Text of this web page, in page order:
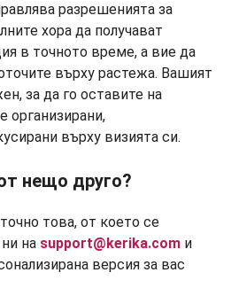
разрешенията за
хора да получават
в точното време, а вие да
върху растежа. Вашият
за да го оставите на
организирани,
върху визията си.
нещо друго?
това, от което се
на support@kerika.com и
версия за вас